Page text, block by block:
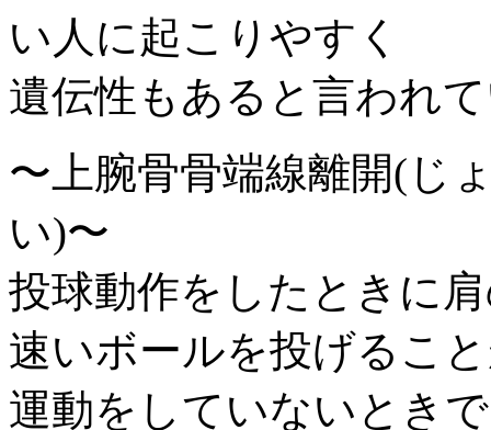
い人に起こりやすく
遺伝性もあると言われ
〜上腕骨骨端線離開(じ
い)〜
投球動作をしたときに
速いボールを投げるこ
運動をしていないとき